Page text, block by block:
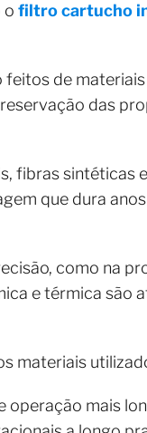
o filtro cartucho
de
das
fibras sintéticas
que dura
como na
e térmica são
materiais
mais